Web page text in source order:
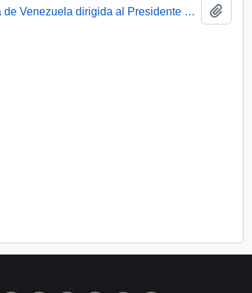
[Solicitud de intervención a exoneración en Embajada de Venezuela dirigida al Presidente Patricio Aylwin]